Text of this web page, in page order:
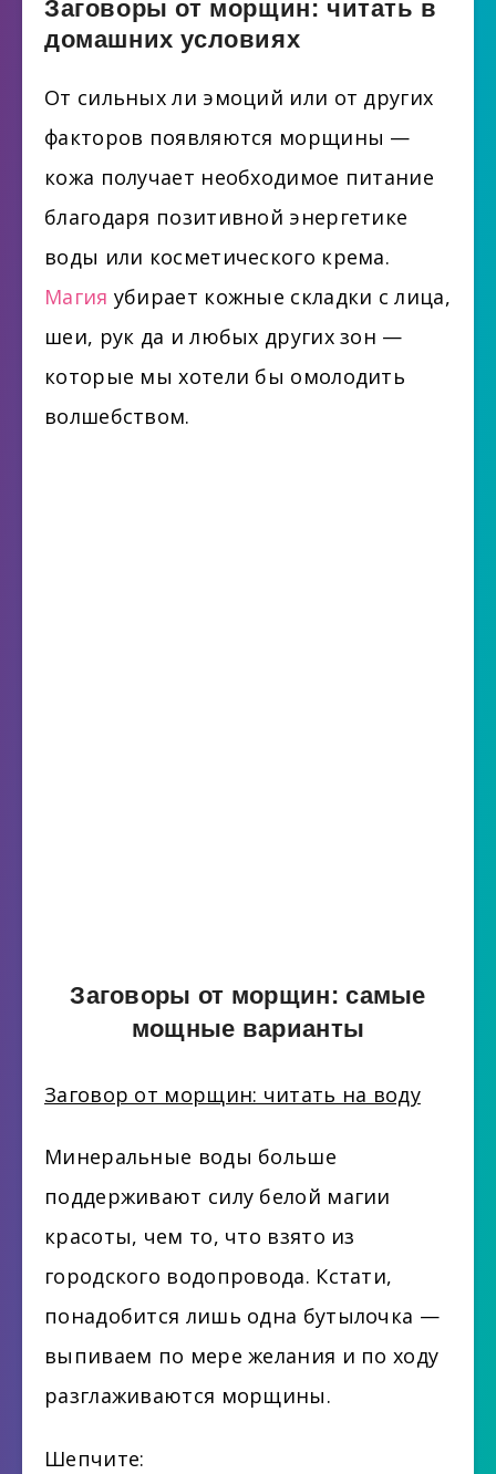
Заговоры от морщин: читать в
домашних условиях
От сильных ли эмоций или от других
факторов появляются морщины —
кожа получает необходимое питание
благодаря позитивной энергетике
воды или косметического крема.
Магия убирает кожные складки с лица,
шеи, рук да и любых других зон —
которые мы хотели бы омолодить
волшебством.
Заговоры от морщин: самые
мощные варианты
Заговор от морщин: читать на воду
Минеральные воды больше
поддерживают силу белой магии
красоты, чем то, что взято из
городского водопровода. Кстати,
понадобится лишь одна бутылочка —
выпиваем по мере желания и по ходу
разглаживаются морщины.
Шепчите: